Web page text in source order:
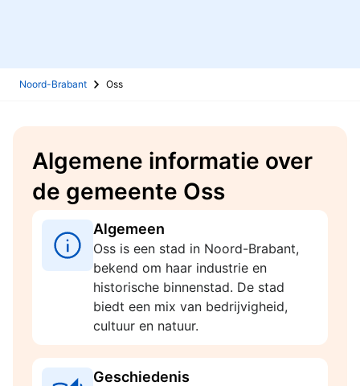
Noord-Brabant Oss
Algemene informatie over
de gemeente Oss
Algemeen
Oss is een stad in Noord-Brabant,
bekend om haar industrie en
historische binnenstad. De stad
biedt een mix van bedrijvigheid,
cultuur en natuur.
Geschiedenis